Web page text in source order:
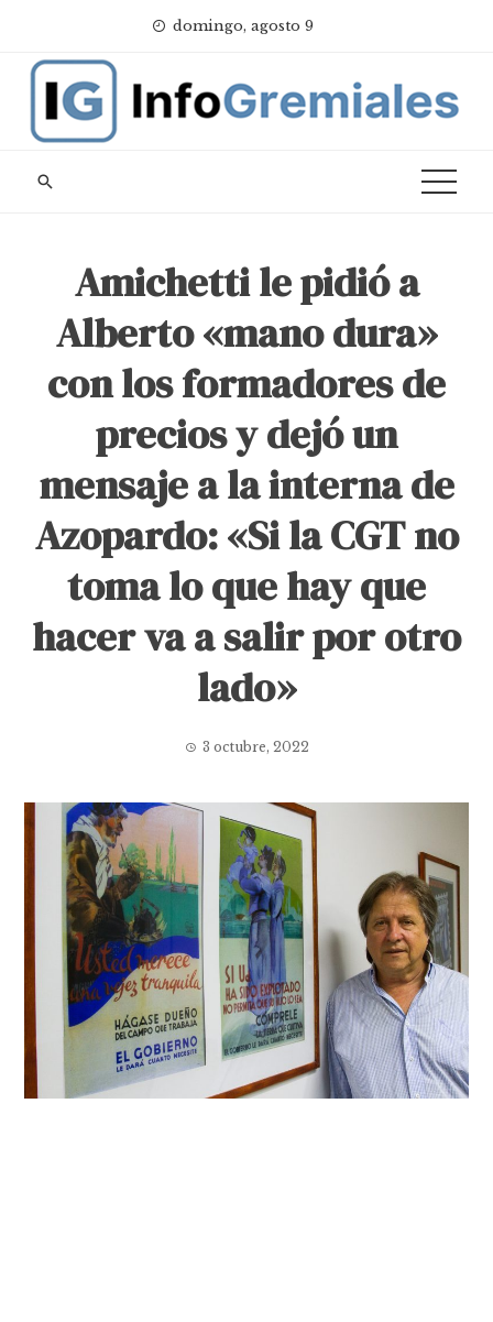
content
domingo, agosto 9
Amichetti le pidió a
Alberto «mano dura»
con los formadores de
precios y dejó un
mensaje a la interna de
Azopardo: «Si la CGT no
toma lo que hay que
hacer va a salir por otro
lado»
3 octubre, 2022